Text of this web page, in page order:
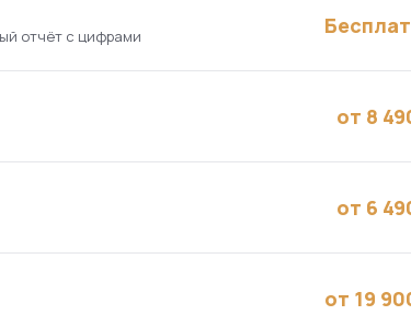
отчёт с цифрами
от 8
от 6
от 19